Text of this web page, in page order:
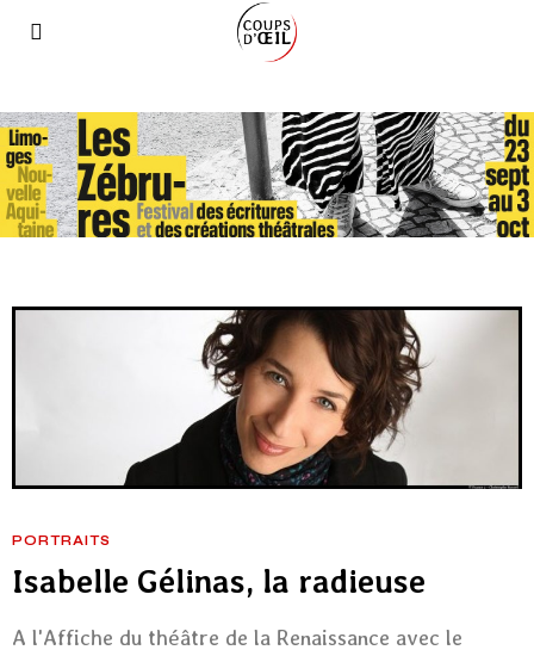
PORTRAITS
Isabelle Gélinas, la radieuse
A l'Affiche du théâtre de la Renaissance avec le